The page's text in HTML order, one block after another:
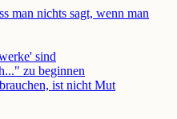
man nichts sagt, wenn man
sind
zu beginnen
ist nicht Mut